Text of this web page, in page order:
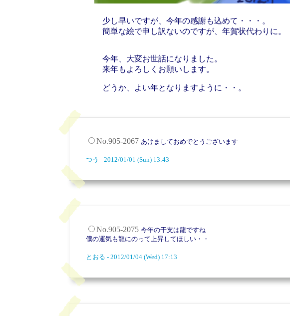
少し早いですが、今年の感謝も込めて・・・。
簡単な絵で申し訳ないのですが、年賀状代わりに。
今年、大変お世話になりました。
来年もよろしくお願いします。
どうか、よい年となりますように・・。
No.905-2067 あけましておめでとうございます
つう - 2012/01/01 (Sun) 13:43
No.905-2075 今年の干支は龍ですね
僕の運気も龍にのって上昇してほしい・・
とおる - 2012/01/04 (Wed) 17:13